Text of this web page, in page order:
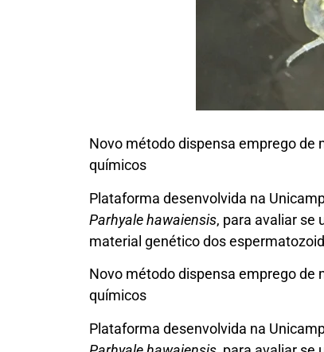
Novo método dispensa emprego
químicos
Plataforma desenvolvida na
Parhyale hawaiensis, para avaliar se
material genético dos
Novo método dispensa emprego
químicos
Plataforma desenvolvida na